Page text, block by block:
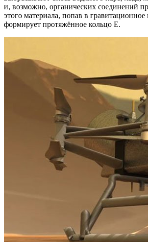
и, возможно, органических соединений
этого материала, попав в гравитационное
формирует протяжённое кольцо Е.